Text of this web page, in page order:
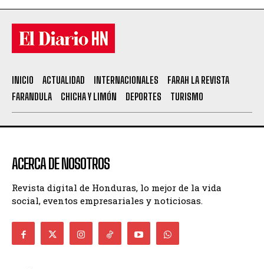
INICIO ACTUALIDAD INTERNACIONALES
FARAH LA REVISTA
FARANDULA
CHICHA Y LIMÓN DEPORTES TURISMO
ACERCA DE NOSOTROS
Revista digital de Honduras, lo mejor de la vida
social, eventos empresariales y noticiosas.